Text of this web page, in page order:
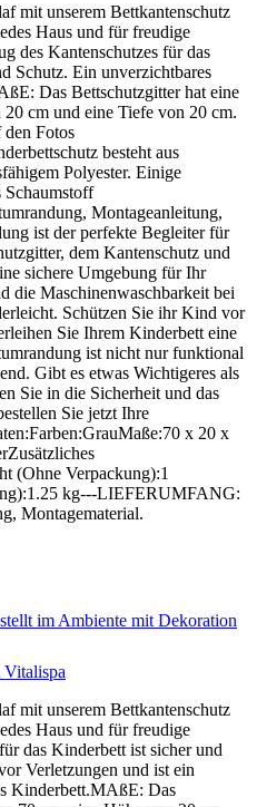
mit unserem Bettkantenschutz
Haus und für freudige
des Kantenschutzes für das
Schutz. Ein unverzichtbares
Das Bettschutzgitter hat eine
cm und eine Tiefe von 20 cm.
Fotos
besteht aus
Polyester. Einige
Schaumstoff
Montageanleitung,
ist der perfekte Begleiter für
dem Kantenschutz und
sichere Umgebung für Ihr
die Maschinenwaschbarkeit bei
Schützen Sie ihr Kind vor
Sie Ihrem Kinderbett eine
ist nicht nur funktional
Gibt es etwas Wichtigeres als
Sie in die Sicherheit und das
Sie jetzt Ihre
x 20 x
(Ohne Verpackung):1
kg---LIEFERUMFANG:
Montagematerial.
Vitalispa
mit unserem Bettkantenschutz
Haus und für freudige
das Kinderbett ist sicher und
Verletzungen und ist ein
Kinderbett.MAßE: Das